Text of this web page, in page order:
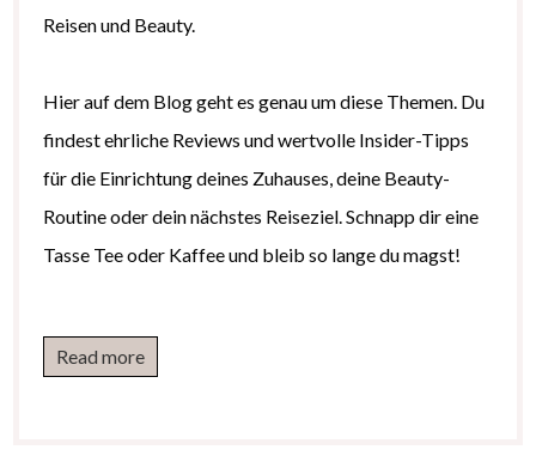
Reisen und Beauty.
Hier auf dem Blog geht es genau um diese Themen. Du
findest ehrliche Reviews und wertvolle Insider-Tipps
für die Einrichtung deines Zuhauses, deine Beauty-
Routine oder dein nächstes Reiseziel. Schnapp dir eine
Tasse Tee oder Kaffee und bleib so lange du magst!
Read more